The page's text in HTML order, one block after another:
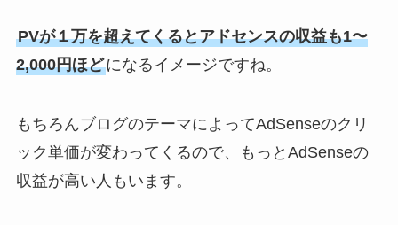
PVが１万を超えてくるとアドセンスの収益も1〜
2,000円ほどになるイメージですね。
もちろんブログのテーマによってAdSenseのクリ
ック単価が変わってくるので、もっとAdSenseの
収益が高い人もいます。